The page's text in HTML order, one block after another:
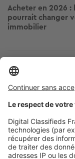
Acheter en 2026 :
pourrait changer
immobilier
Vendre
Transports,
quels critères font
valeur d’un bien ?
Points marché
Printemps de